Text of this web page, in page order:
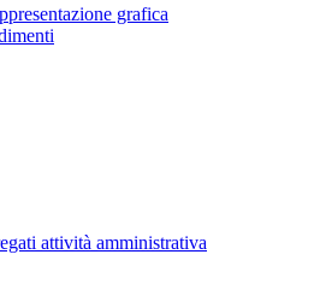
grafica
attività amministrativa